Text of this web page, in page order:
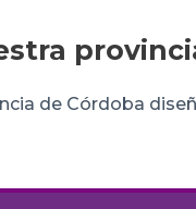
de Córdoba